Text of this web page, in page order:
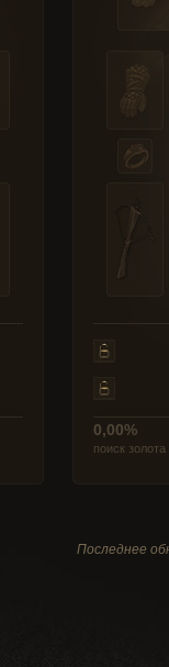
0,00%
поиск золота
Последнее